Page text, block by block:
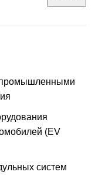
промышленными
(EV
систем